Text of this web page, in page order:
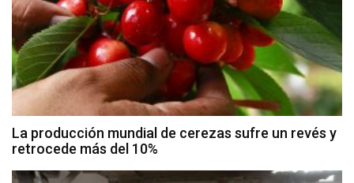
La producción mundial de cerezas sufre un revés y
retrocede más del 10%